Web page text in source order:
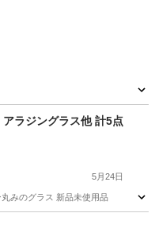
ミッキー＆ミニー×3、アラジングラス他 計5点
5月24日
みのグラス 新品未使用品